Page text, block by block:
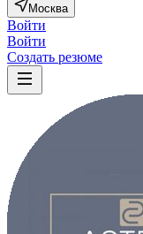
Москва
Войти
Войти
Создать резюме